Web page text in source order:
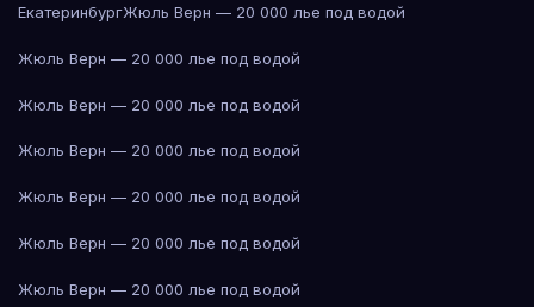
ЕкатеринбургЖюль Верн — 20 000 лье под водой
Жюль Верн — 20 000 лье под водой
Жюль Верн — 20 000 лье под водой
Жюль Верн — 20 000 лье под водой
Жюль Верн — 20 000 лье под водой
Жюль Верн — 20 000 лье под водой
Жюль Верн — 20 000 лье под водой